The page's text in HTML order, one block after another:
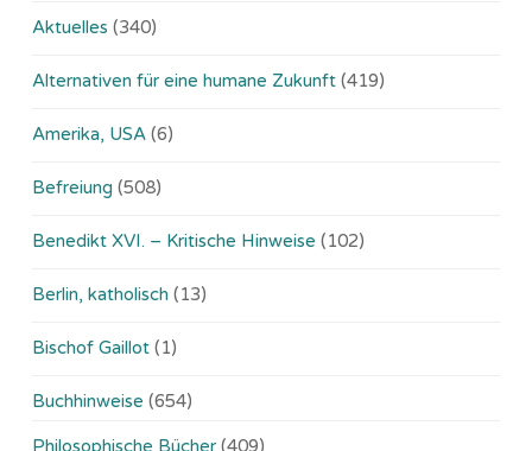
Aktuelles (340)
Alternativen für eine humane Zukunft (419)
Amerika, USA (6)
Befreiung (508)
Benedikt XVI. – Kritische Hinweise (102)
Berlin, katholisch (13)
Bischof Gaillot (1)
Buchhinweise (654)
Philosophische Bücher (409)